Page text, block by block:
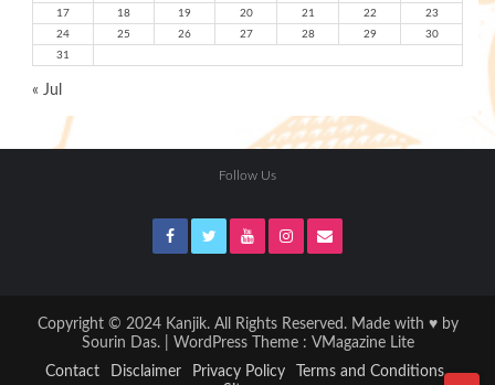
17
18 19 20 21 22
23
24
25 26 27 28 29
30
31
« Jul
Follow Us
Copyright © 2024 Kanjik. All Rights Reserved. Made with ♥ by
Sourin Das. | WordPress Theme : VMagazine Lite
Contact
Disclaimer Privacy Policy
Terms and Conditions